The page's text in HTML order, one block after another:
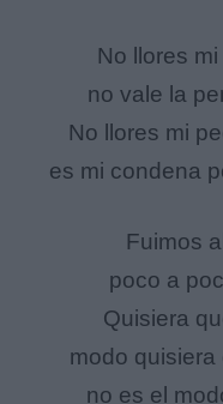
No llores
no vale la
No llores mi
es mi condena
Fuimos
poco a
Quisiera
modo
no es el